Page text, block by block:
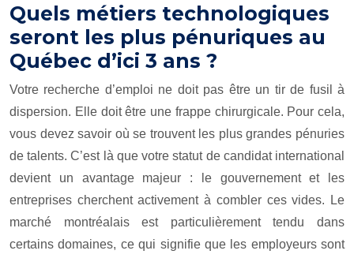
Quels métiers technologiques
seront les plus pénuriques au
Québec d’ici 3 ans ?
Votre recherche d’emploi ne doit pas être un tir de fusil à
dispersion. Elle doit être une frappe chirurgicale. Pour cela,
vous devez savoir où se trouvent les plus grandes pénuries
de talents. C’est là que votre statut de candidat international
devient un avantage majeur : le gouvernement et les
entreprises cherchent activement à combler ces vides. Le
marché montréalais est particulièrement tendu dans
certains domaines, ce qui signifie que les employeurs sont